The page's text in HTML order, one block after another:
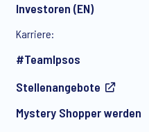
Investoren (EN)
Karriere:
#TeamIpsos
Stellenangebote
Mystery Shopper werden